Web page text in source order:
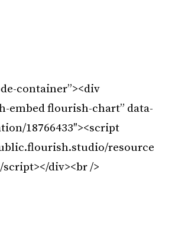
container”><div
embed flourish-chart” data-
18766433″><script
resource
script></div><br />